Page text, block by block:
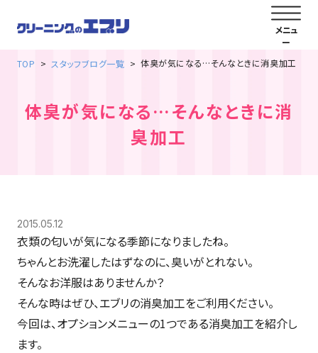
TOP スタッフブログ一覧 体臭が気になる…そんなときに消臭加工
体臭が気になる…そんなときに消
臭加工
2015.05.12
衣類の匂いが気になる季節になりましたね。
ちゃんとお洗濯したはずなのに、臭いがとれない。
そんなお洋服はありませんか？
そんな時はぜひ、エブリの消臭加工をご利用ください。
今回は、オプションメニューの1つである消臭加工を紹介し
ます。